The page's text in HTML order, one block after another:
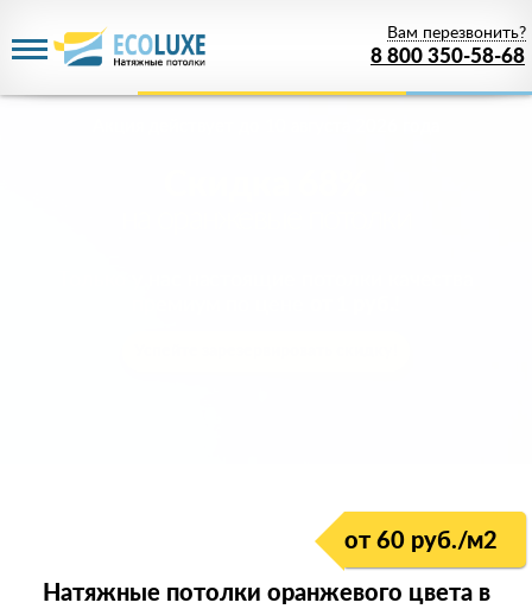
8 800 350-58-68
Вам перезвонить?
от 60 руб./м2
Натяжные потолки оранжевого цвета в